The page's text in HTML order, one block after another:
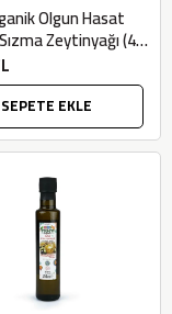
Olgun Hasat
Zeytinyağı (4
- Bilgem
SEPETE EKLE